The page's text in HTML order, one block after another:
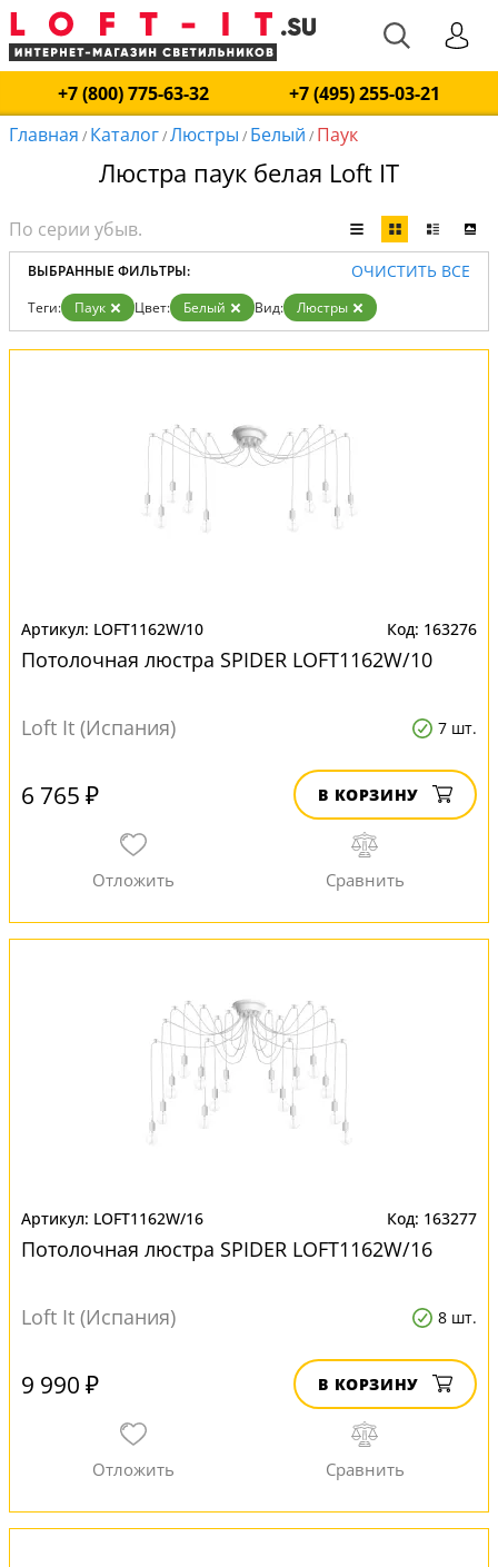
+7 (800) 775-63-32
+7 (495) 255-03-21
Главная / Каталог/Люстры / Белый / Паук
Люстра паук белая Loft IT
ВЫБРАННЫЕ ФИЛЬТРЫ: ОЧИСТИТЬ ВСЕ
Теги: Паук Цвет: Белый Вид: Люстры
LOFT1162W/10 163276
Потолочная люстра SPIDER LOFT1162W/10
Loft It (Испания) 7 шт.
6 765 ₽ В КОРЗИНУ
LOFT1162W/16 163277
Потолочная люстра SPIDER LOFT1162W/16
Loft It (Испания) 8 шт.
9 990 ₽ В КОРЗИНУ